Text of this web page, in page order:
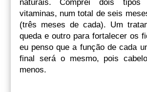
naturais. Comprei dois tipos
vitaminas, num total de seis
(três meses de cada). Um
queda e outro para fortalecer os
eu penso que a função de cada
final será o mesmo, pois
menos.